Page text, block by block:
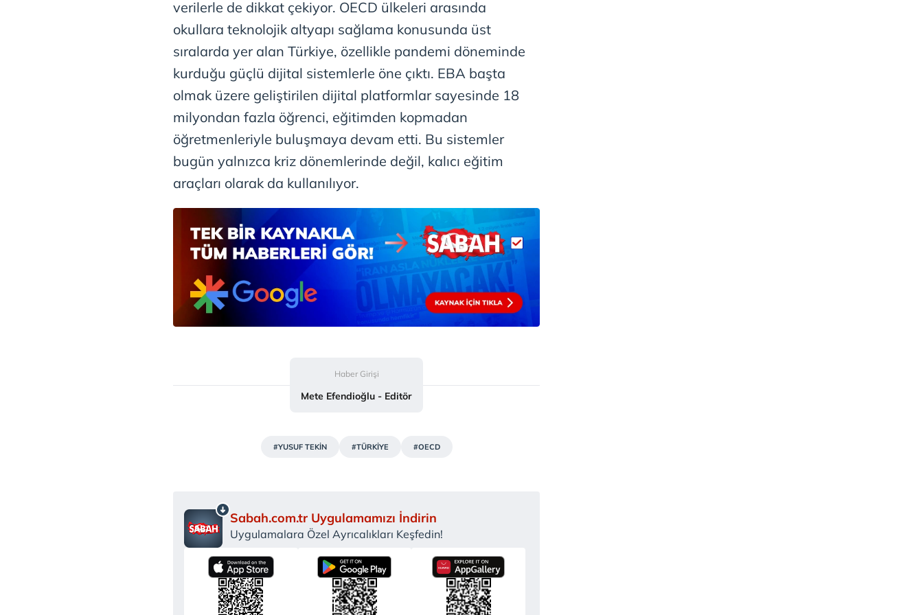
mevzuata uygun olarak kullanılan çerezlerle ilgili bilgi almak için lütfen
verilerle de dikkat çekiyor. OECD ülkeleri arasında
okullara teknolojik altyapı sağlama konusunda üst
sıralarda yer alan Türkiye, özellikle pandemi döneminde
kurduğu güçlü dijital sistemlerle öne çıktı. EBA başta
olmak üzere geliştirilen dijital platformlar sayesinde 18
milyondan fazla öğrenci, eğitimden kopmadan
öğretmenleriyle buluşmaya devam etti. Bu sistemler
bugün yalnızca kriz dönemlerinde değil, kalıcı eğitim
araçları olarak da kullanılıyor.
Haber Girişi
Mete Efendioğlu - Editör
#YUSUF TEKİN #TÜRKİYE #OECD
Sabah.com.tr Uygulamamızı İndirin
Uygulamalara Özel Ayrıcalıkları Keşfedin!